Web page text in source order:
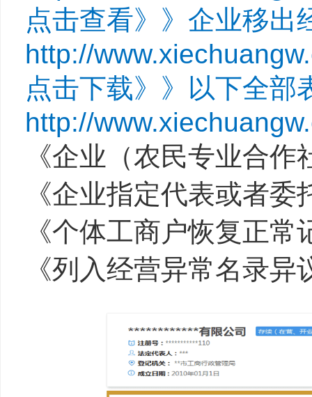
点击查看》》企业移出
http://
点击下载》》以下全部
http://
《企业（农民专业合
《企业指定代表或者
《个体工商户恢复正
《列入经营异常名录异